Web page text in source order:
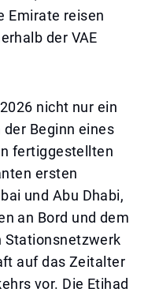
Emirate reisen
der VAE
nicht nur ein
Beginn eines
fertiggestellten
ersten
und Abu Dhabi,
an Bord und dem
Stationsnetzwerk
auf das Zeitalter
vor. Die Etihad